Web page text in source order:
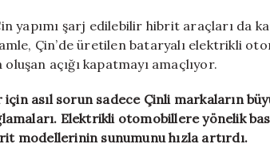
yapımı şarj edilebilir hibrit araçları da
Çin’de üretilen bataryalı elektrikli
açığı kapatmayı amaçlıyor.
asıl sorun sadece Çinli markaların
Elektrikli otomobillere yönelik
modellerinin sunumunu hızla artırdı.